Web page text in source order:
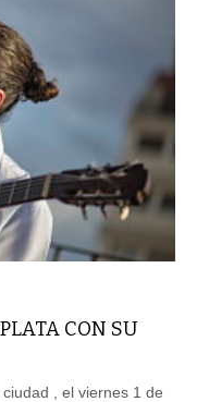
CON SU
, el viernes 1 de